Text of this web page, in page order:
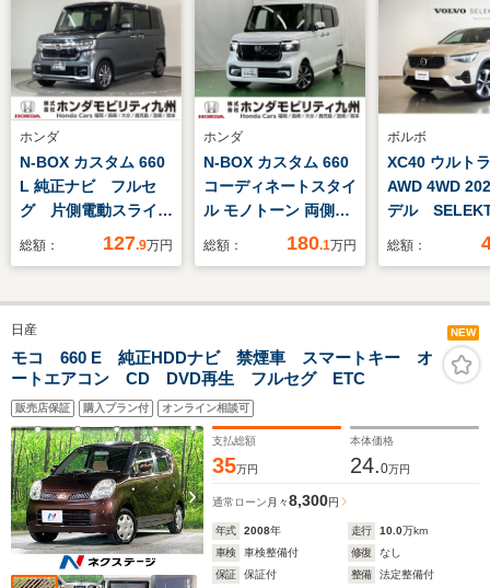
ホンダ
N-BOX カスタム 660
L 純正ナビ フルセ
グ 片側電動スライド
総額： 127.9万円
ホンダ
N-BOX カスタム 660
コーディネートスタイ
ル モノトーン 両側電
動スライドドア LED
総額： 180.1万円
ボルボ
XC40 ウルト
AWD 4WD
デル
総額：
日産 NEW
モコ 660 E 純正HDDナビ 禁煙車 スマートキー オ
ートエアコン CD DVD再生 フルセグ ETC
販売店保証 購入プラン付 オンライン相談可
支払総額
35万円
本体価格
24.0万円
通常ローン 月々8,300円
年式 2008年 走行 10.0万km
車検
車検整備付 修復
なし
保証
保証付 整備
法定整備付